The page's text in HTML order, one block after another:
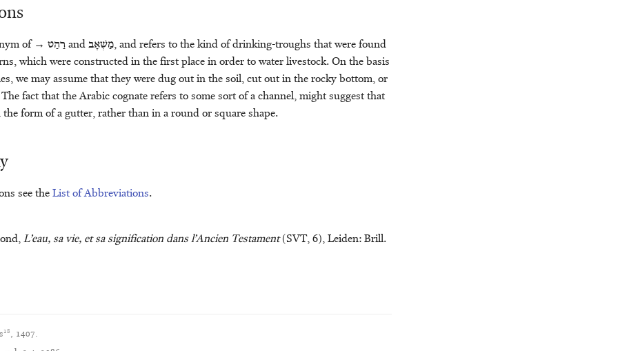
of → רַהַטandמַשְׁאָב, and refers to the kind of drinking-troughs that were found
which were constructed in the first place in order to water livestock. On the basis
we may assume that they were dug out in the soil, cut out in the rocky bottom, or
fact that the Arabic cognate refers to some sort of a channel, might suggest that
form of a gutter, rather than in a round or square shape.
see theList of Abbreviations.
L’eau, sa vie, et sa signification dans l’Ancien Testament(SVT, 6), Leiden: Brill.
18, 1407.